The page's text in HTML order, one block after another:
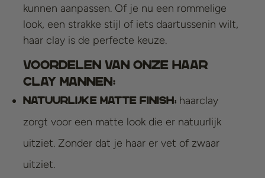
kunnen aanpassen. Of je nu een rommelige
look, een strakke stijl of iets daartussenin wilt,
haar clay is de perfecte keuze.
Voordelen van onze haar
clay mannen:
Natuurlijke matte finish: haarclay
zorgt voor een matte look die er natuurlijk
uitziet. Zonder dat je haar er vet of zwaar
uitziet.